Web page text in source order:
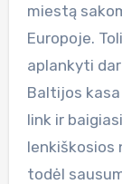
miestą
Europoje.
aplankyti
Baltijos
link ir
lenkiškosios
todėl